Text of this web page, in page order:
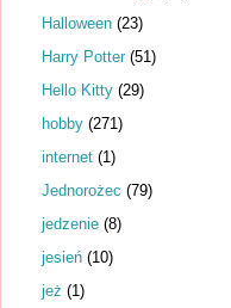
Halloween (23)
Harry Potter (51)
Hello Kitty (29)
hobby (271)
internet (1)
Jednorożec (79)
jedzenie (8)
jesień (10)
jeż (1)